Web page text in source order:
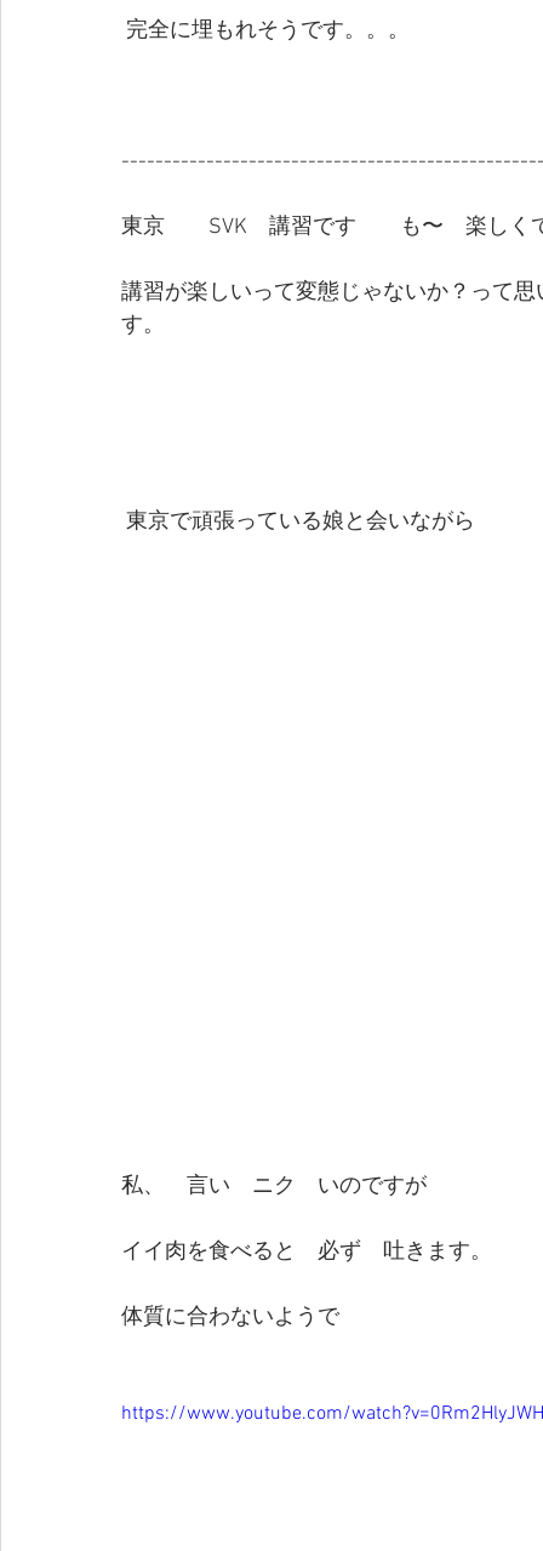
完全に埋もれそうです。。。
東京　　SVK　講習です　　も〜　楽しく
講習が楽しいって変態じゃないか？って
す。
東京で頑張っている娘と会いながら
私、　言い　ニク　いのですが
イイ肉を食べると　必ず　吐きます。
体質に合わないようで
https://www.youtube.com/